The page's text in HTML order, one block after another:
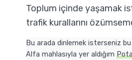
Toplum içinde yaşamak
trafik kurallarını
Bu arada dinlemek isterseniz
Alfa mahlasıyla yer aldığım